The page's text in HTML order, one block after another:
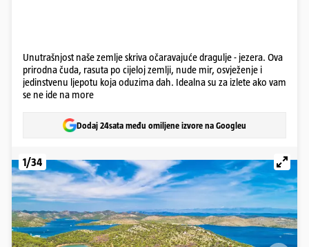
Unutrašnjost naše zemlje skriva očaravajuće dragulje - jezera. Ova
prirodna čuda, rasuta po cijeloj zemlji, nude mir, osvježenje i
jedinstvenu ljepotu koja oduzima dah. Idealna su za izlete ako vam
se ne ide na more
Dodaj 24sata među omiljene izvore na Googleu
1/34